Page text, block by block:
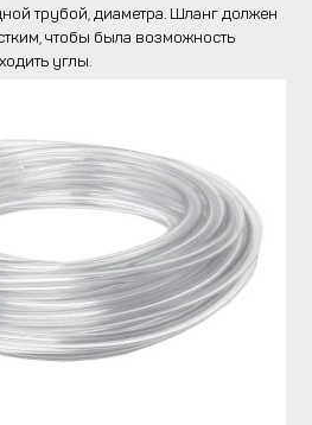
трубой, диаметра. Шланг должен
чтобы была возможность
углы.